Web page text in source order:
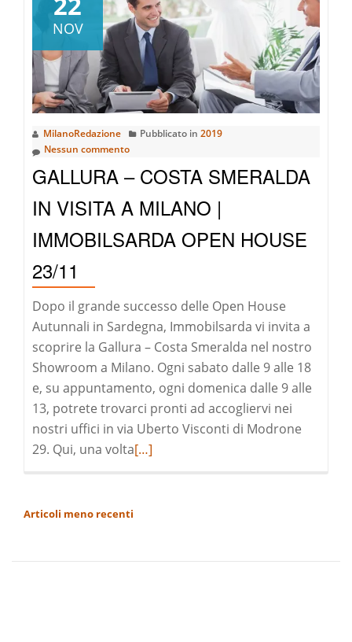
Smeralda:
perfetta
anche
per
gli
amanti
del
NOV
MilanoRedazione Pubblicato in 2019
Nessun commento
GALLURA – COSTA SMERALDA
IN VISITA A MILANO |
IMMOBILSARDA OPEN HOUSE
23/11
Dopo il grande successo delle Open House
Autunnali in Sardegna, Immobilsarda vi invita a
scoprire la Gallura – Costa Smeralda nel nostro
Showroom a Milano. Ogni sabato dalle 9 alle 18
e, su appuntamento, ogni domenica dalle 9 alle
13, potrete trovarci pronti ad accogliervi nei
nostri uffici in via Uberto Visconti di Modrone
29. Qui, una voltaLeggi
[…]
NAVIGAZIONE
Articoli meno recenti